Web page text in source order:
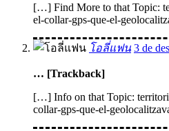
[…] Find More to that Topic:
el-collar-gps-que-el-
โอลี่แฟน 3 de
… [Trackback]
[…] Info on that Topic:
collar-gps-que-el-